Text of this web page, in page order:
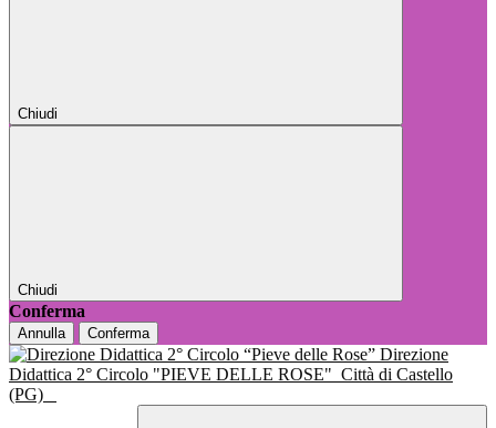
Chiudi
Chiudi
Conferma
Annulla Conferma
Direzione
Didattica 2° Circolo "PIEVE DELLE ROSE" Città di Castello
(PG)